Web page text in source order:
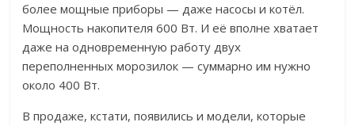
более мощные приборы — даже насосы и котёл.
Мощность накопителя 600 Вт. И её вполне хватает
даже на одновременную работу двух
переполненных морозилок — суммарно им нужно
около 400 Вт.
В продаже, кстати, появились и модели, которые